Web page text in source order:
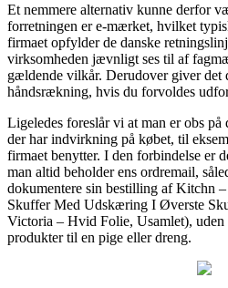
Et nemmere alternativ kunne derfor
forretningen er e-mærket, hvilket
firmaet opfylder de danske
virksomheden jævnligt ses til af
gældende vilkår. Derudover giver det
håndsrækning, hvis du forvoldes
Ligeledes foreslår vi at man er obs på
der har indvirkning på købet, til
firmaet benytter. I den forbindelse er
man altid beholder ens ordremail,
dokumentere sin bestilling af Kitchn
Skuffer Med Udskæring I Øverste
Victoria – Hvid Folie, Usamlet), uden
produkter til en pige eller dreng.